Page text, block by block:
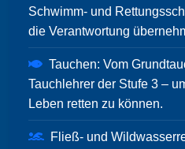
Schwimm- und
die Verantwortung
Tauchen: Vom
Tauchlehrer der Stufe 3 –
Leben retten zu können.
Fließ- und